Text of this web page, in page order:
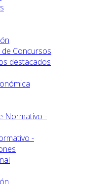
Concursos
destacados
Normativo -
-